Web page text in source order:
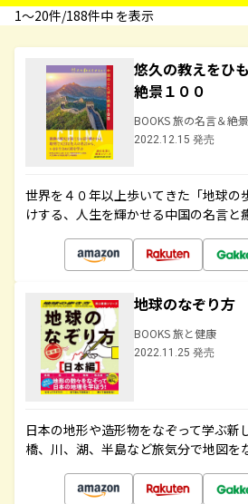
1〜20件/188件中 を表示
悠久の教えをひ
絶景１００
BOOKS 旅の名言＆絶景
2022.12.15 発売
世界を４０年以上歩いてきた「地球の
けする、人生を輝かせる中国の名言と
地球のなぞり
BOOKS 旅と健康
2022.11.25 発売
日本の地形や造形物をなぞって学ぶ新
橋、川、湖、半島など旅気分で地図を